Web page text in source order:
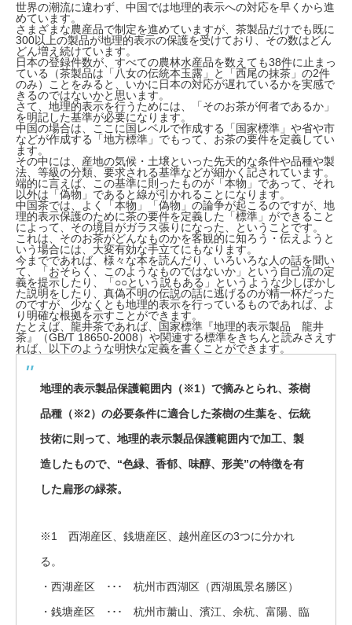
世界の潮流に違わず、中国では地理的表示への対応を早くから進
めています。
さまざまな農産品で制定を進めていますが、茶製品だけでも既に
300以上の製品が地理的表示の保護を受けており、その数はどん
どん増え続けています。
日本の登録件数が、すべての農林水産品を数えても38件に止まっ
ている（茶製品は「八女の伝統本玉露」と「西尾の抹茶」の2件
のみ）ことをみると、いかに日本の対応が遅れているかを実感で
きるのではないかと思います。
さて、地理的表示を行うためには、「そのお茶が何者であるか」
を明記した基準が必要になります。
中国の場合は、ここに国レベルで作成する「国家標準」や省や市
などが作成する「地方標準」でもって、お茶の要件を定義してい
ます。
その中には、産地の気候・土壌といった先天的な条件や品種や製
法、等級の分類、要求される基準などが細かく記されています。
端的に言えば、この基準に則ったものが「本物」であって、それ
以外は「偽物」であると線が引かれることになります。
中国茶では、よく「本物」「偽物」の論争が起こるのですが、地
理的表示保護のために茶の要件を定義した「標準」ができること
によって、その境目がガラス張りになった、ということです。
これは、そのお茶がどんなものかを客観的に知ろう・伝えようと
いう場合には、大変有効な手立てにもなります。
今までであれば、様々な本を読んだり、いろいろな人の話を聞い
て、「おそらく、このようなものではないか」という自己流の定
義を提示したり、「○○という説もある」というような少しぼかし
た説明をしたり、真偽不明の伝説の話に逃げるのが精一杯だった
のですが、少なくとも地理的表示を行っているものであれば、よ
り明確な根拠を示すことができます。
たとえば、龍井茶であれば、国家標準『地理的表示製品 龍井
茶』（GB/T 18650-2008）や関連する標準をきちんと読みさえす
れば、以下のような明快な定義を書くことができます。
地理的表示製品保護範囲内（※1）で摘みとられ、茶樹
品種（※2）の必要条件に適合した茶樹の生葉を、伝統
技術に則って、地理的表示製品保護範囲内で加工、製
造したもので、“色緑、香郁、味醇、形美”の特徴を有
した扁形の緑茶。
※1 西湖産区、銭塘産区、越州産区の3つに分かれ
る。
・西湖産区 ･･･ 杭州市西湖区（西湖風景名勝区）
・銭塘産区 ･･･ 杭州市䔥山、濱江、余杭、富陽、臨